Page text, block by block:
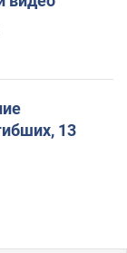
13